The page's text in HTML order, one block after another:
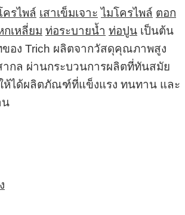
ครไพล์ เสาเข็มเจาะ ไมโครไพล์ ตอก
กเหลี่ยม ท่อระบายน้ำ ท่อปูน เป็นต้น
ของ Trich ผลิตจากวัสดุคุณภาพสูง
ากล ผ่านกระบวนการผลิตที่ทันสมัย
ห้ได้ผลิตภัณฑ์ที่แข็งแรง ทนทาน และ
น